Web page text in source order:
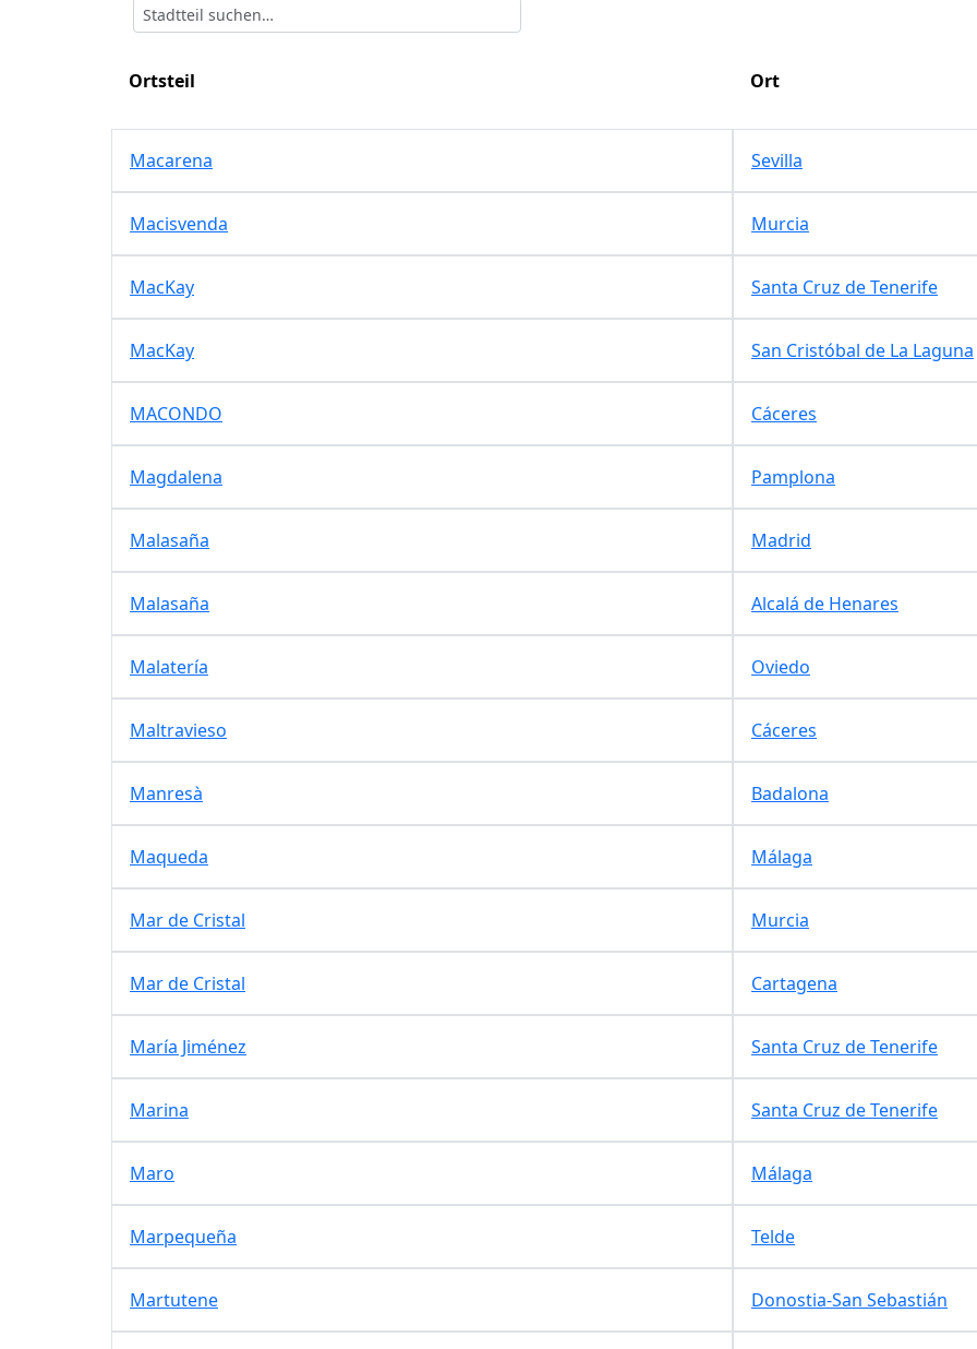
Ortsteil Ort
Macarena Sevilla
Macisvenda Murcia
MacKay Santa Cruz de Tenerife
MacKay San Cristóbal de La Laguna
MACONDO Cáceres
Magdalena Pamplona
Malasaña Madrid
Malasaña Alcalá de Henares
Malatería Oviedo
Maltravieso Cáceres
Manresà Badalona
Maqueda Málaga
Mar de Cristal Murcia
Mar de Cristal Cartagena
María Jiménez Santa Cruz de Tenerife
Marina Santa Cruz de Tenerife
Maro Málaga
Marpequeña Telde
Martutene Donostia-San Sebastián